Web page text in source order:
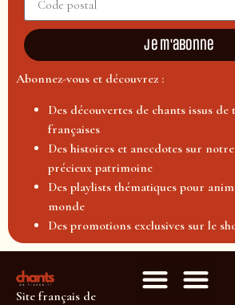
Je m'abonne
Abonnez-vous et découvrez :
Des découvertes de chants issus
françaises
Des histoires et anecdotes sur
précieux patrimoine
Des playlists thématiques pour
monde
Des promotions exclusives sur le
Site français de